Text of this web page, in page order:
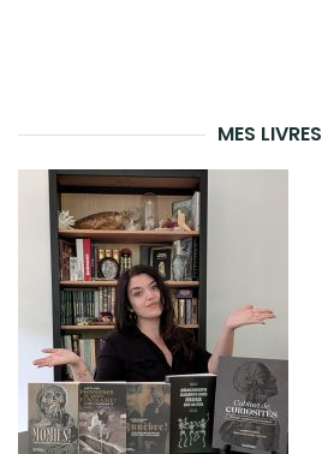
MES LIVRES